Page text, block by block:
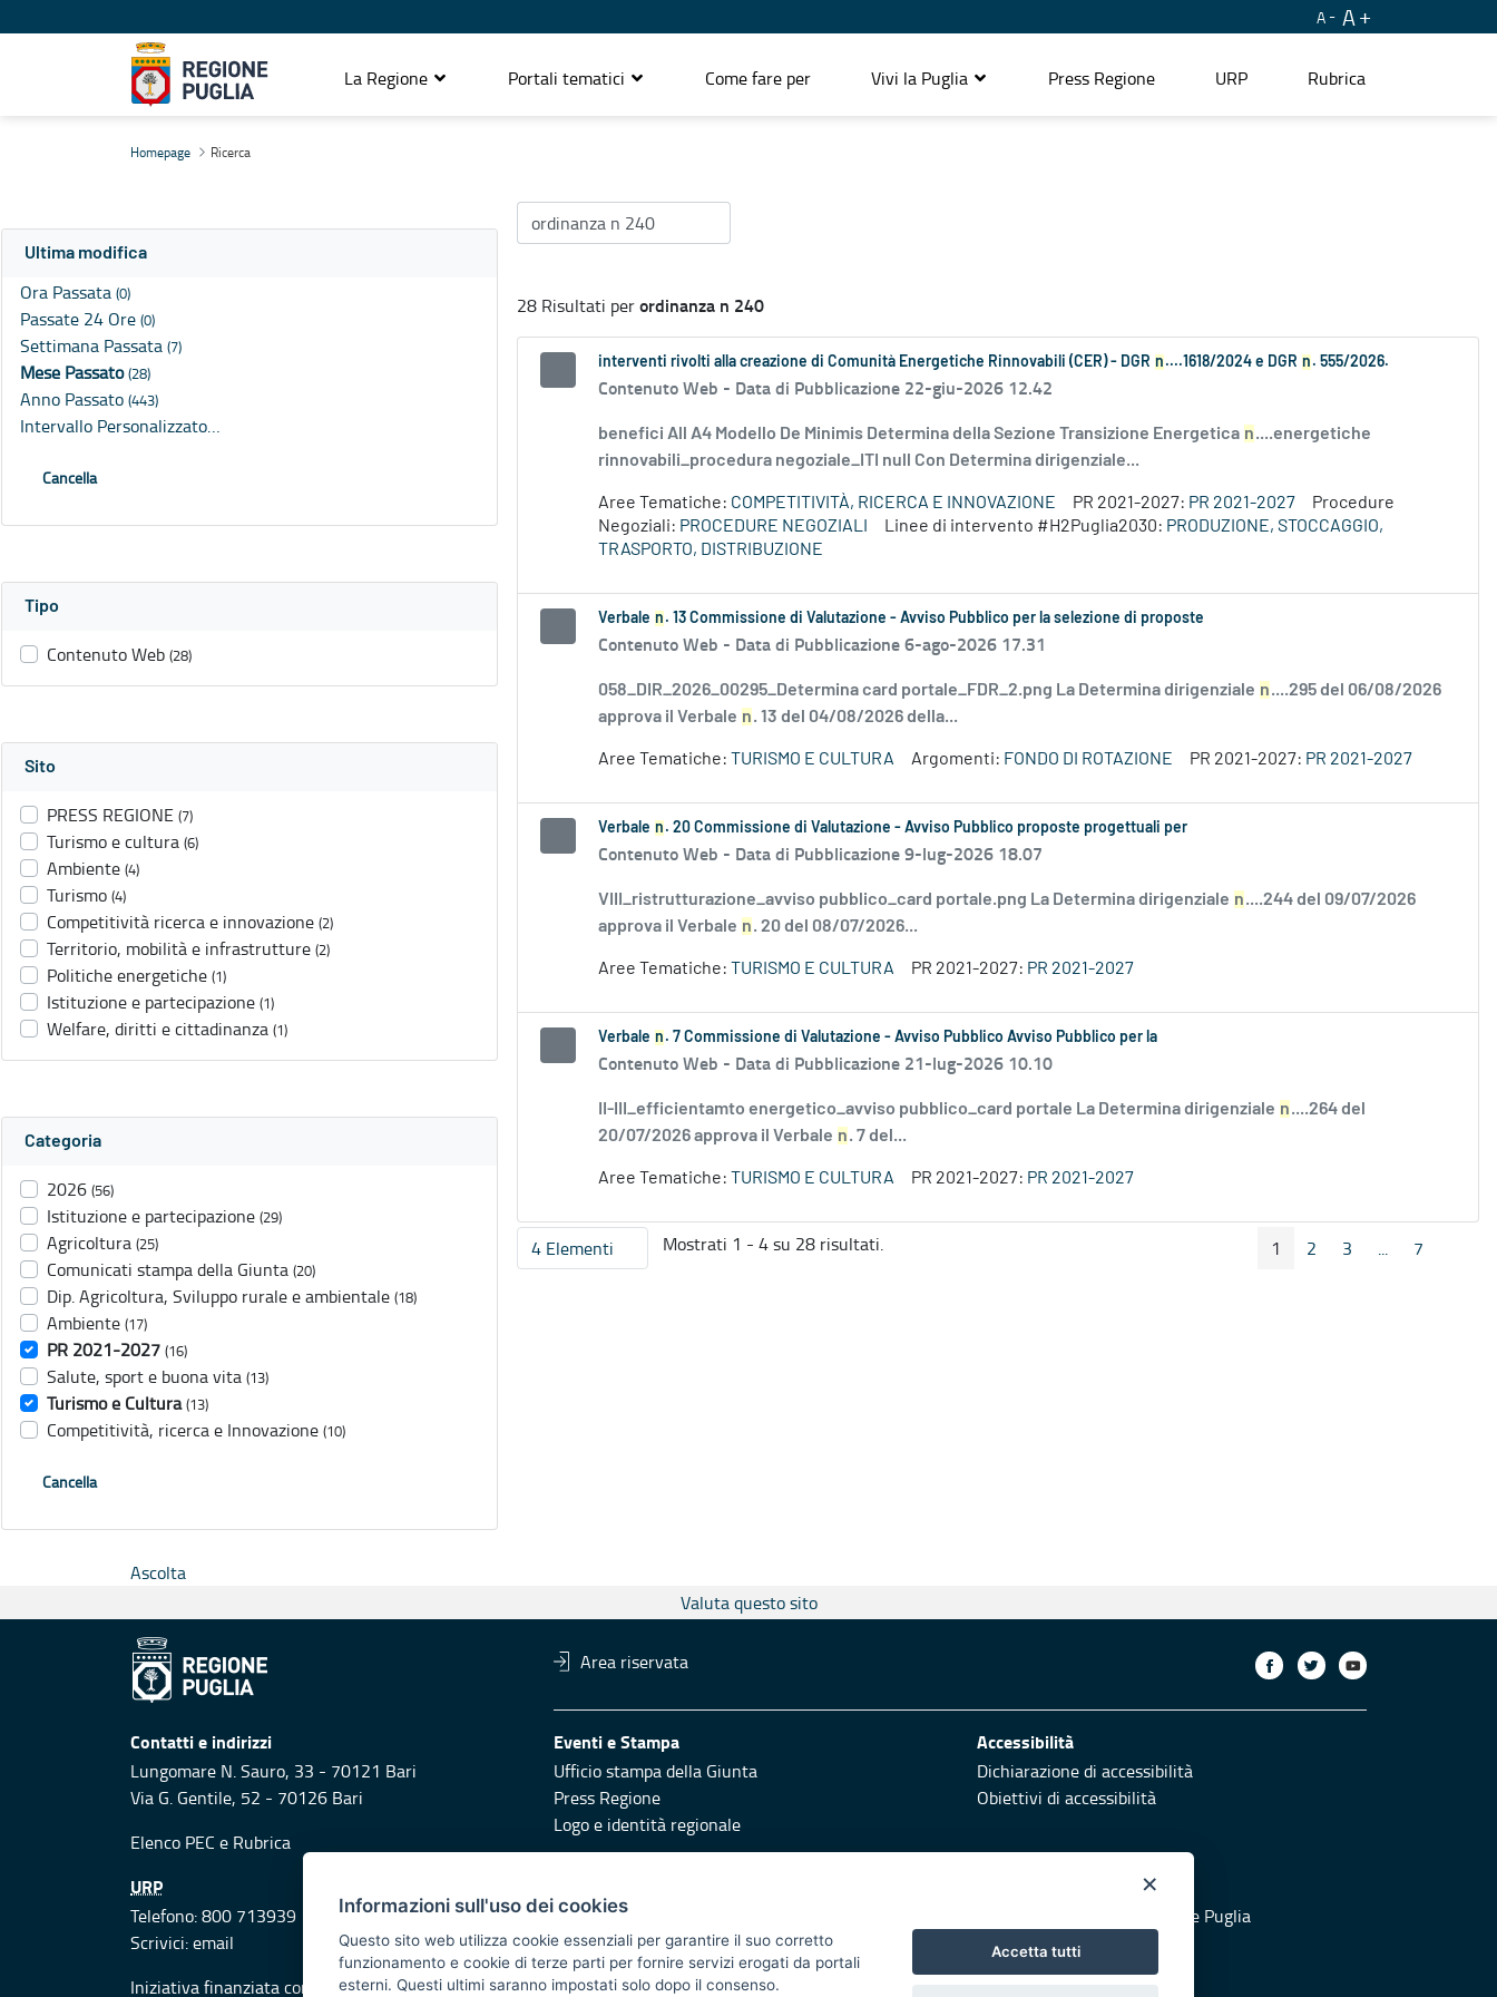
A A
La Regione Portali tematici Come fare per Vivi la Puglia Press Regione URP Rubrica
Homepage Ricerca
Ultima modifica
Ora Passata (0)
Passate 24 Ore (0)
Settimana Passata (7)
Mese Passato(28)
Anno Passato (443)
Intervallo Personalizzato…
Cancella
Tipo
Contenuto Web (28)
Sito
PRESS REGIONE (7)
Turismo e cultura (6)
Ambiente (4)
Turismo (4)
Competitività ricerca e innovazione (2)
Territorio, mobilità e infrastrutture (2)
Politiche energetiche (1)
Istituzione e partecipazione (1)
Welfare, diritti e cittadinanza (1)
Categoria
2026 (56)
Istituzione e partecipazione (29)
Agricoltura (25)
Comunicati stampa della Giunta (20)
Dip. Agricoltura, Sviluppo rurale e ambientale (18)
Ambiente (17)
PR 2021-2027 (16)
Salute, sport e buona vita (13)
Turismo e Cultura (13)
Competitività, ricerca e Innovazione (10)
Cancella
28 Risultati perordinanza n 240
interventi rivolti alla creazione di Comunità Energetiche Rinnovabili (CER) - DGR n ....1618/2024 e DGR n . 555/2026.
Contenuto Web - Data di Pubblicazione 22-giu-2026 12.42
benefici All A4 Modello De Minimis Determina della Sezione Transizione Energetica n....energetiche
rinnovabili_procedura negoziale_ITI null Con Determina dirigenziale...
Aree Tematiche: COMPETITIVITÀ, RICERCA E INNOVAZIONE PR 2021-2027: PR 2021-2027
Procedure
Negoziali: PROCEDURE NEGOZIALI Linee di intervento #H2Puglia2030: PRODUZIONE, STOCCAGGIO,
TRASPORTO, DISTRIBUZIONE
Verbale n . 13 Commissione di Valutazione - Avviso Pubblico per la selezione di proposte
Contenuto Web - Data di Pubblicazione 6-ago-2026 17.31
058_DIR_2026_00295_Determina card portale_FDR_2.png La Determina dirigenziale n....295 del 06/08/2026
approva il Verbale n. 13 del 04/08/2026 della...
Aree Tematiche: TURISMO E CULTURA Argomenti: FONDO DI ROTAZIONE PR 2021-2027: PR 2021-2027
Verbale n . 20 Commissione di Valutazione - Avviso Pubblico proposte progettuali per
Contenuto Web - Data di Pubblicazione 9-lug-2026 18.07
VIII_ristrutturazione_avviso pubblico_card portale.png La Determina dirigenziale n....244 del 09/07/2026
approva il Verbale n. 20 del 08/07/2026...
Aree Tematiche: TURISMO E CULTURA PR 2021-2027: PR 2021-2027
Verbale n . 7 Commissione di Valutazione - Avviso Pubblico Avviso Pubblico per la
Contenuto Web - Data di Pubblicazione 21-lug-2026 10.10
II-III_efficientamto energetico_avviso pubblico_card portale La Determina dirigenziale n....264 del
20/07/2026 approva il Verbale n. 7 del...
Aree Tematiche: TURISMO E CULTURA PR 2021-2027: PR 2021-2027
4 ElementiPer pagina
Mostrati 1 - 4 su 28 risultati. Pagina Precedente
Pagina
1 Pagina
2 Pagina
3 ...
PaginePagina
7
Ascolta
Valuta questo sito
Area riservata
Contatti e indirizzi
Lungomare N. Sauro, 33 - 70121 Bari
Via G. Gentile, 52 - 70126 Bari
Elenco PEC e Rubrica
Eventi e Stampa
Ufficio stampa della Giunta
Press Regione
Logo e identità regionale
Accessibilità
Dichiarazione di accessibilità
Obiettivi di accessibilità
URP
Telefono: 800 713939
Scrivici:email
Responsabili di pubblicazione Vai al sito di Protezione Civile Puglia
Iniziativa finanziata con risorse del POR Puglia 2014/2020 - Asse XI
×
Informazioni sull'uso dei cookies
Questo sito web utilizza cookie essenziali per garantire il suo corretto
funzionamento e cookie di terze parti per fornire servizi erogati da portali
esterni. Questi ultimi saranno impostati solo dopo il consenso.
Accetta tutti